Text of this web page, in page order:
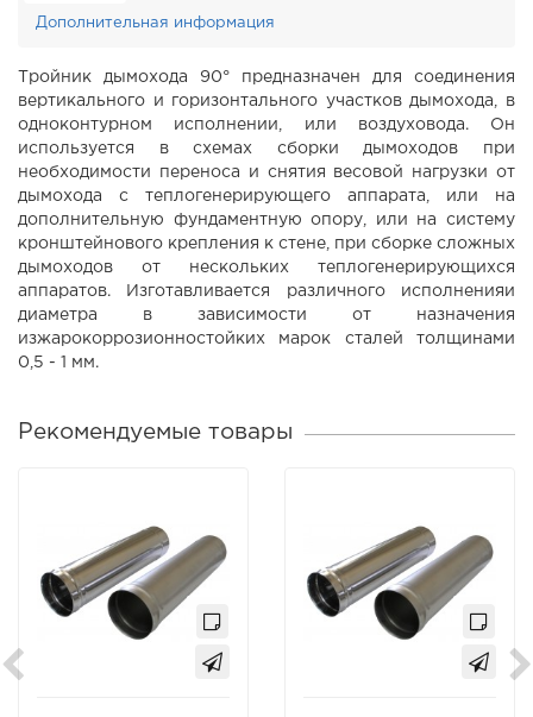
Дополнительная информация
Тройник дымохода 90° предназначен для соединения
вертикального и горизонтального участков дымохода, в
одноконтурном исполнении, или воздуховода. Он
используется в схемах сборки дымоходов при
необходимости переноса и снятия весовой нагрузки от
дымохода с теплогенерирующего аппарата, или на
дополнительную фундаментную опору, или на систему
кронштейнового крепления к стене, при сборке сложных
дымоходов от нескольких теплогенерирующихся
аппаратов. Изготавливается различного исполненияи
диаметра в зависимости от назначения
изжарокоррозионностойких марок сталей толщинами
0,5 - 1 мм.
Рекомендуемые товары